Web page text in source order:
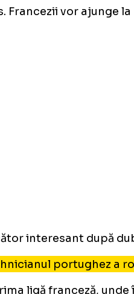
Francezii vor ajunge
interesant după
portughez a
ligă franceză,